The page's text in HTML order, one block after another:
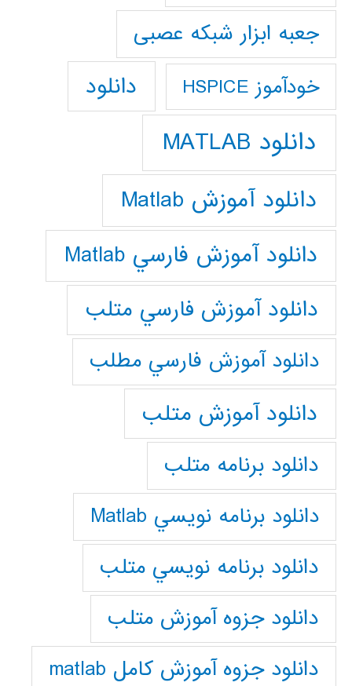
جعبه ابزار شبکه عصبی
خودآموز HSPICE دانلود
دانلود MATLAB
دانلود آموزش Matlab
دانلود آموزش فارسي Matlab
دانلود آموزش فارسي متلب
دانلود آموزش فارسي مطلب
دانلود آموزش متلب
دانلود برنامه متلب
دانلود برنامه نويسي Matlab
دانلود برنامه نويسي متلب
دانلود جزوه آموزش متلب
دانلود جزوه آموزش کامل matlab